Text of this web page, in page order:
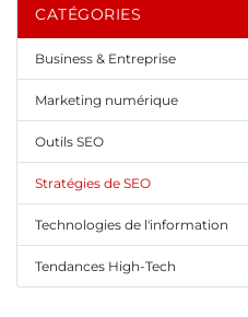
CATÉGORIES
Business & Entreprise
Marketing numérique
Outils SEO
Stratégies de SEO
Technologies de l'information
Tendances High-Tech